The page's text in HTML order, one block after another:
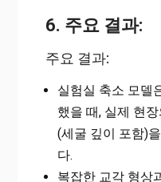
6. 주요 결과:
주요 결과:
실험실 축소 모델
했을 때, 실제 현
(세굴 깊이 포함)
다.
복잡한 교각 형상